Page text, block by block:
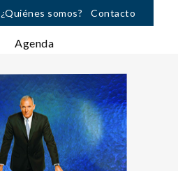
¿Quiénes somos? Contacto
Agenda